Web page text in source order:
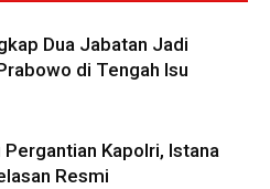
Dua Jabatan Jadi
di Tengah Isu
Pergantian Kapolri, Istana
Resmi